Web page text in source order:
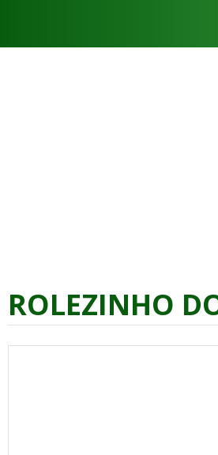
ROLEZINHO